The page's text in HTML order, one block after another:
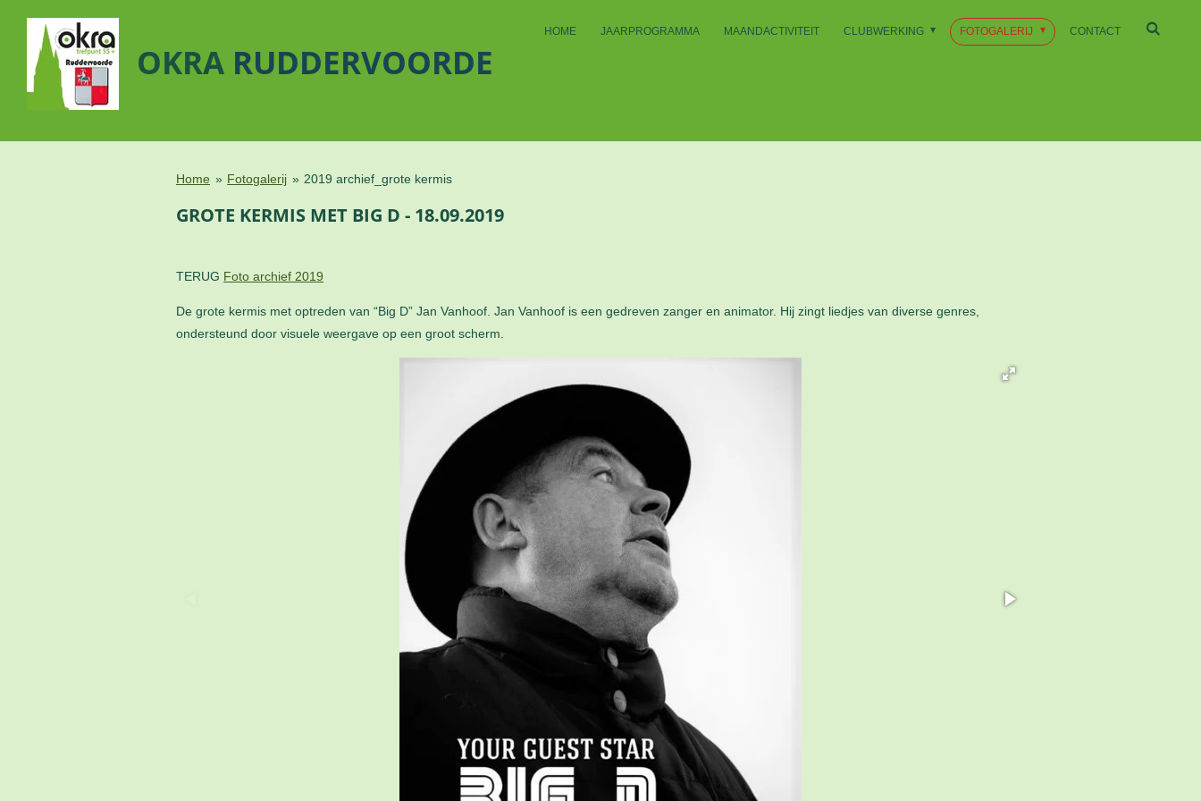
direct
hoofdinhoud
OKRA RUDDERVOORDE
HOME JAARPROGRAMMA MAANDACTIVITEIT CLUBWERKING FOTOGALERIJ CONTACT
Home » Fotogalerij » 2019 archief_grote kermis
GROTE KERMIS MET BIG D - 18.09.2019
TERUG Foto archief 2019
De grote kermis met optreden van “Big D” Jan Vanhoof. Jan Vanhoof is een gedreven zanger en animator. Hij zingt liedjes van diverse genres,
ondersteund door visuele weergave op een groot scherm.